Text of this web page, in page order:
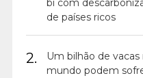
bi com
de países ricos
2.
Um bilhão de
mundo podem